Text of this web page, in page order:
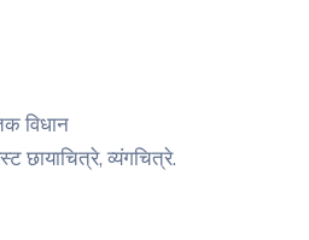
विधान
छायाचित्रे, व्यंगचित्रे.